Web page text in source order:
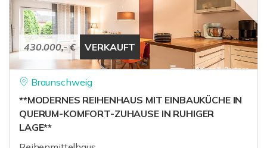
430.000,- € VERKAUFT
Braunschweig
**MODERNES REIHENHAUS MIT EINBAUKÜCHE IN
QUERUM-KOMFORT-ZUHAUSE IN RUHIGER
LAGE**